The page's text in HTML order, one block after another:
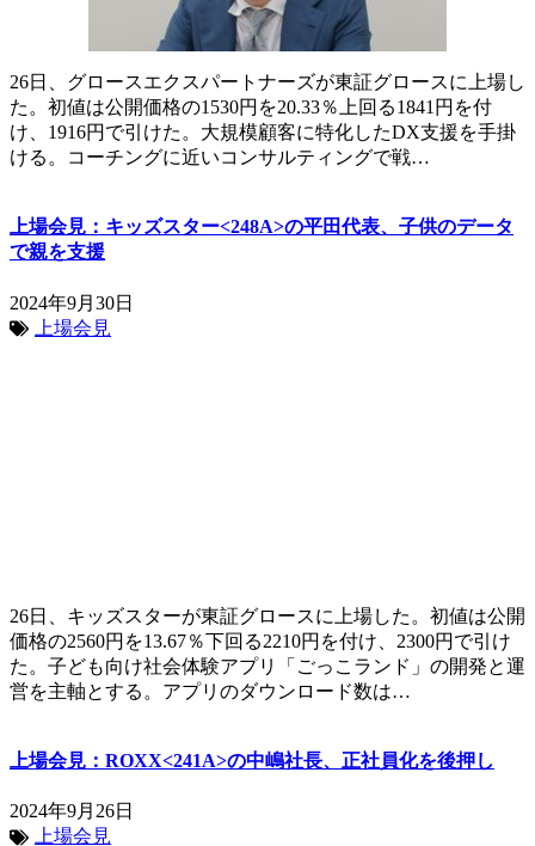
26日、グロースエクスパートナーズが東証グロースに上場し
た。初値は公開価格の1530円を20.33％上回る1841円を付
け、1916円で引けた。大規模顧客に特化したDX支援を手掛
ける。コーチングに近いコンサルティングで戦…
上場会見：キッズスター<248A>の平田代表、子供のデータ
で親を支援
2024年9月30日
上場会見
26日、キッズスターが東証グロースに上場した。初値は公開
価格の2560円を13.67％下回る2210円を付け、2300円で引け
た。子ども向け社会体験アプリ「ごっこランド」の開発と運
営を主軸とする。アプリのダウンロード数は…
上場会見：ROXX<241A>の中嶋社長、正社員化を後押し
2024年9月26日
上場会見